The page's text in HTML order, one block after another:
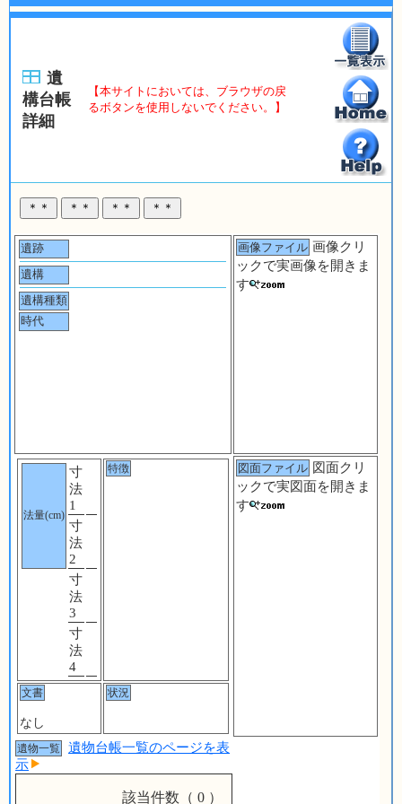
遺
構台帳
詳細
【本サイトにおいては、ブラウザの戻
るボタンを使用しないでください。】
遺跡
遺構
遺構種類
時代
画像ファイル 画像クリ
ックで実画像を開きま
す
法量(cm)
寸
法
1
寸
法
2
寸
法
3
寸
法
4
特徴
文書
なし
状況
図面ファイル 図面クリ
ックで実図面を開きま
す
遺物一覧
遺物台帳一覧のページを表
示